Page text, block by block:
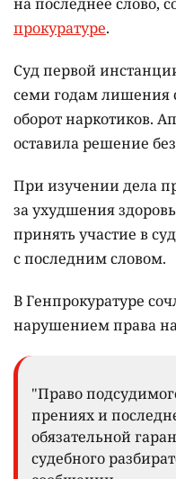
прокуратуре.
Суд первой
семи годам лишения
оборот наркотиков.
оставила решение
При изучении дела
за ухудшения
принять участие в
с последним словом.
В Генпрокуратуре
нарушением права
"Право
прениях и
обязательной
судебного